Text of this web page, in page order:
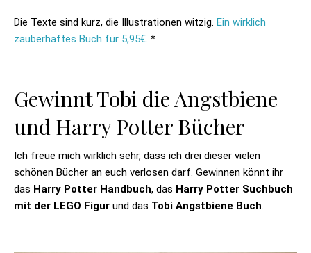
Die Texte sind kurz, die Illustrationen witzig. Ein wirklich
zauberhaftes Buch für 5,95€. *
Gewinnt Tobi die Angstbiene
und Harry Potter Bücher
Ich freue mich wirklich sehr, dass ich drei dieser vielen
schönen Bücher an euch verlosen darf. Gewinnen könnt ihr
das Harry Potter Handbuch, das Harry Potter Suchbuch
mit der LEGO Figur und das Tobi Angstbiene Buch.